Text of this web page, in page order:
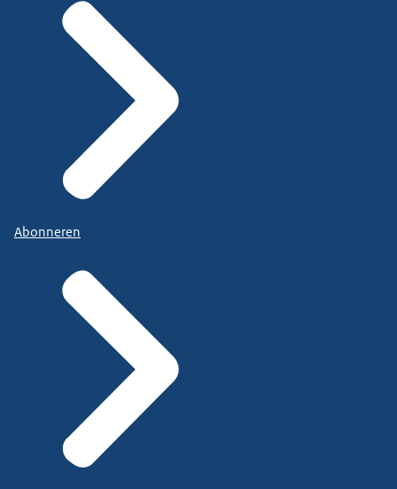
Abonneren